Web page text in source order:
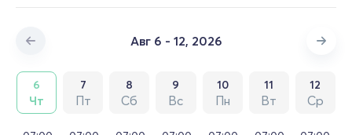
Авг 6 - 12, 2026
6
Чт
7
Пт
8
Сб
9
Вс
10
Пн
11
Вт
12
Ср